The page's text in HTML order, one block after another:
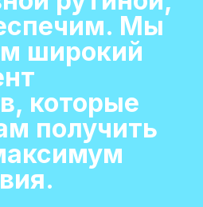
Мы
широкий
которые
получить